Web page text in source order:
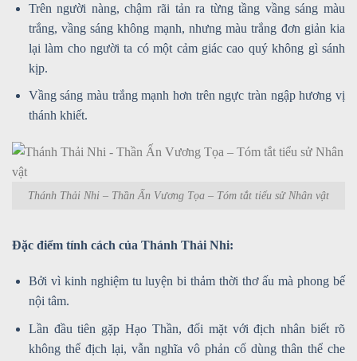
Trên người nàng, chậm rãi tản ra từng tầng vầng sáng màu
trắng, vầng sáng không mạnh, nhưng màu trắng đơn giản kia
lại làm cho người ta có một cảm giác cao quý không gì sánh
kịp.
Vầng sáng màu trắng mạnh hơn trên ngực tràn ngập hương vị
thánh khiết.
Thánh Thải Nhi – Thần Ấn Vương Tọa – Tóm tắt tiểu sử Nhân vật
Đặc điểm tính cách của Thánh Thải Nhi:
Bởi vì kinh nghiệm tu luyện bi thảm thời thơ ấu mà phong bế
nội tâm.
Lần đầu tiên gặp Hạo Thần, đối mặt với địch nhân biết rõ
không thể địch lại, vẫn nghĩa vô phản cố dùng thân thể che